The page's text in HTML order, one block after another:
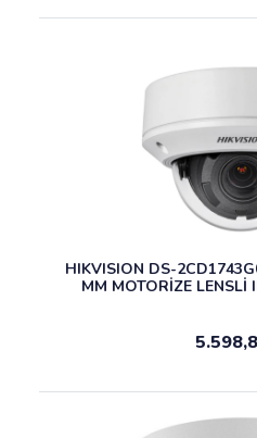
HIKVISION DS-
MM MOTORİZE LENSLİ